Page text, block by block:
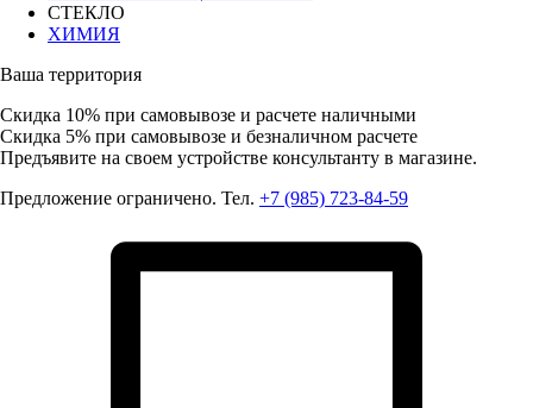
СТЕКЛО
ХИМИЯ
Ваша территория
Скидка 10% при самовывозе и расчете наличными
Скидка 5% при самовывозе и безналичном расчете
Предъявите на своем устройстве консультанту в магазине.
Предложение ограничено. Тел. +7 (985) 723-84-59